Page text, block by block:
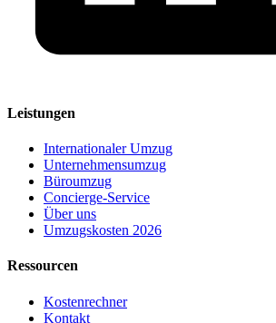
Leistungen
Internationaler Umzug
Unternehmensumzug
Büroumzug
Concierge-Service
Über uns
Umzugskosten 2026
Ressourcen
Kostenrechner
Kontakt